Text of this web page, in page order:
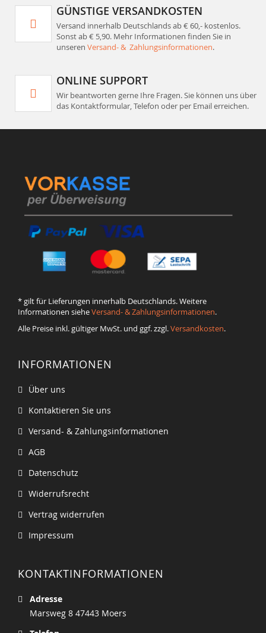
GÜNSTIGE VERSANDKOSTEN
Versand innerhalb Deutschlands ab € 60,- kostenlos.
Sonst ab € 5,90. Mehr Informationen finden Sie in
unseren Versand- & Zahlungsinformationen.
ONLINE SUPPORT
Wir beantworten gerne Ihre Fragen. Sie können uns über
das Kontaktformular, Telefon oder per Email erreichen.
* gilt für Lieferungen innerhalb Deutschlands. Weitere
Informationen sieheVersand- & Zahlungsinformationen.
Alle Preise inkl. gültiger MwSt. und ggf. zzgl.Versandkosten.
INFORMATIONEN
Über uns
Kontaktieren Sie uns
Versand- & Zahlungsinformationen
AGB
Datenschutz
Widerrufsrecht
Vertrag widerrufen
Impressum
KONTAKTINFORMATIONEN
Adresse
Marsweg 8 47443 Moers